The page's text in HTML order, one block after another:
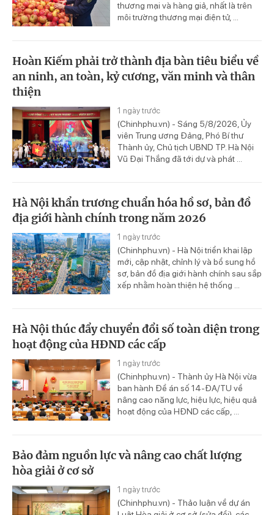
thương mại và hàng giả, nhất là trên
môi trường thương mại điện tử, ...
Hoàn Kiếm phải trở thành địa bàn tiêu biểu về
an ninh, an toàn, kỷ cương, văn minh và thân
thiện
1 ngày trước
(Chinhphu.vn) - Sáng 5/8/2026, Ủy
viên Trung ương Đảng, Phó Bí thư
Thành ủy, Chủ tịch UBND TP. Hà Nội
Vũ Đại Thắng đã tới dự và phát ...
Hà Nội khẩn trương chuẩn hóa hồ sơ, bản đồ
địa giới hành chính trong năm 2026
1 ngày trước
(Chinhphu.vn) - Hà Nội triển khai lập
mới, cập nhật, chỉnh lý và bổ sung hồ
sơ, bản đồ địa giới hành chính sau sắp
xếp nhằm hoàn thiện hệ thống ...
Hà Nội thúc đẩy chuyển đổi số toàn diện trong
hoạt động của HĐND các cấp
1 ngày trước
(Chinhphu.vn) - Thành ủy Hà Nội vừa
ban hành Đề án số 14-ĐA/TU về
nâng cao năng lực, hiệu lực, hiệu quả
hoạt động của HĐND các cấp, ...
Bảo đảm nguồn lực và nâng cao chất lượng
hòa giải ở cơ sở
1 ngày trước
(Chinhphu.vn) - Thảo luận về dự án